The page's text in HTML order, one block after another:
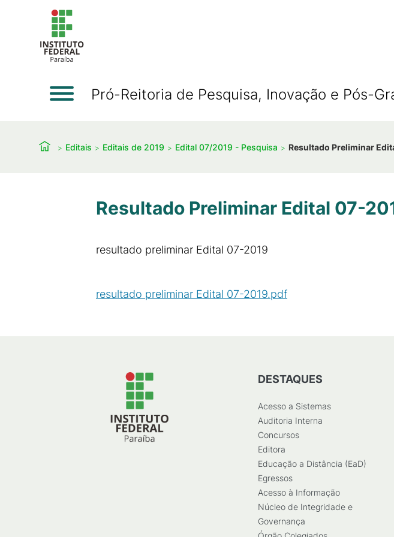
Pró-Reitoria de Pesquisa, Inovação e Pós-
Editais Editais de 2019 Edital 07/2019 - Pesquisa Resultado Preliminar
Resultado Preliminar Edital 07-
resultado preliminar Edital 07-2019
resultado preliminar Edital 07-2019.pdf
DESTAQUES
Acesso a Sistemas
Auditoria Interna
Concursos
Editora
Educação a Distância (EaD)
Egressos
Acesso à Informação
Núcleo de Integridade e
Governança